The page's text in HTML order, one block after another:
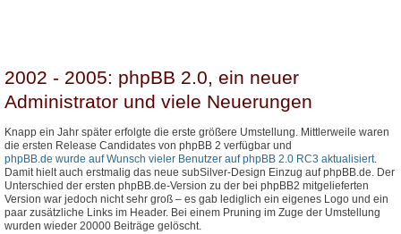
2002 - 2005: phpBB 2.0, ein neuer
Administrator und viele Neuerungen
Knapp ein Jahr später erfolgte die erste größere Umstellung. Mittlerweile waren
die ersten Release Candidates von phpBB 2 verfügbar und
phpBB.de wurde auf Wunsch vieler Benutzer auf phpBB 2.0 RC3 aktualisiert.
Damit hielt auch erstmalig das neue subSilver-Design Einzug auf phpBB.de. Der
Unterschied der ersten phpBB.de-Version zu der bei phpBB2 mitgelieferten
Version war jedoch nicht sehr groß – es gab lediglich ein eigenes Logo und ein
paar zusätzliche Links im Header. Bei einem Pruning im Zuge der Umstellung
wurden wieder 20000 Beiträge gelöscht.